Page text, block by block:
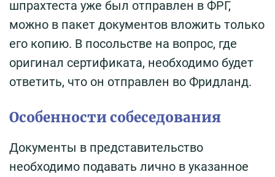
шпрахтеста уже был отправлен в ФРГ,
можно в пакет документов вложить только
его копию. В посольстве на вопрос, где
оригинал сертификата, необходимо будет
ответить, что он отправлен во Фридланд.
Особенности собеседования
Документы в представительство
необходимо подавать лично в указанное